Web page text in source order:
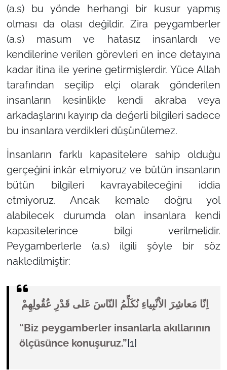
(a.s) bu yönde herhangi bir kusur yapmış
olması da olası değildir. Zira peygamberler
(a.s) masum ve hatasız insanlardı ve
kendilerine verilen görevleri en ince detayına
kadar itina ile yerine getirmişlerdir. Yüce Allah
tarafından seçilip elçi olarak gönderilen
insanların kesinlikle kendi akraba veya
arkadaşlarını kayırıp da değerli bilgileri sadece
bu insanlara verdikleri düşünülemez.
İnsanların farklı kapasitelere sahip olduğu
gerçeğini inkâr etmiyoruz ve bütün insanların
bütün bilgileri kavrayabileceğini iddia
etmiyoruz. Ancak kemale doğru yol
alabilecek durumda olan insanlara kendi
kapasitelerince bilgi verilmelidir.
Peygamberlerle (a.s) ilgili şöyle bir söz
nakledilmiştir:
اِنّا مَعاشِرَ الاَْنْبِياءِ نُكَلِّمُ النّاسَ عَلى قَدْرِ عُقُولِهِمْ
“Biz peygamberler insanlarla akıllarının
ölçüsünce konuşuruz.”[1]